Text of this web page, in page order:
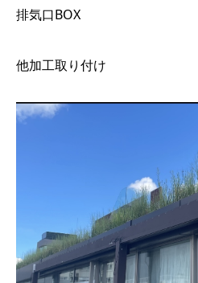
排気口BOX
他加工取り付け